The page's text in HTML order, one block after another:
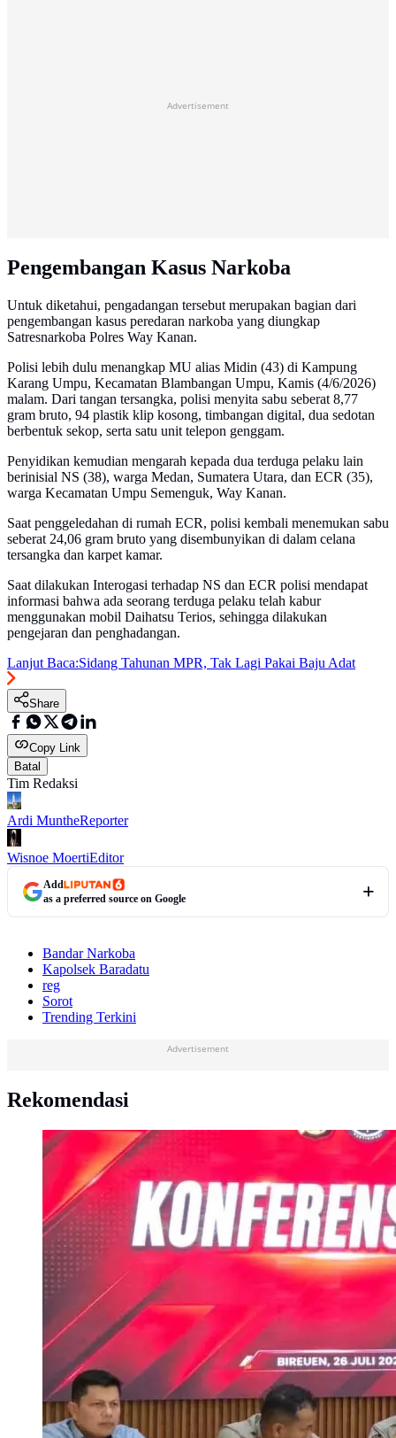
Advertisement
Pengembangan Kasus Narkoba
Untuk diketahui, pengadangan tersebut merupakan bagian dari
pengembangan kasus peredaran narkoba yang diungkap
Satresnarkoba Polres Way Kanan.
Polisi lebih dulu menangkap MU alias Midin (43) di Kampung
Karang Umpu, Kecamatan Blambangan Umpu, Kamis (4/6/2026)
malam. Dari tangan tersangka, polisi menyita sabu seberat 8,77
gram bruto, 94 plastik klip kosong, timbangan digital, dua sedotan
berbentuk sekop, serta satu unit telepon genggam.
Penyidikan kemudian mengarah kepada dua terduga pelaku lain
berinisial NS (38), warga Medan, Sumatera Utara, dan ECR (35),
warga Kecamatan Umpu Semenguk, Way Kanan.
Saat penggeledahan di rumah ECR, polisi kembali menemukan sabu
seberat 24,06 gram bruto yang disembunyikan di dalam celana
tersangka dan karpet kamar.
Saat dilakukan Interogasi terhadap NS dan ECR polisi mendapat
informasi bahwa ada seorang terduga pelaku telah kabur
menggunakan mobil Daihatsu Terios, sehingga dilakukan
pengejaran dan penghadangan.
Lanjut Baca:Sidang Tahunan MPR, Tak Lagi Pakai Baju Adat
Share
Copy Link
Batal
Tim Redaksi
Ardi MuntheReporter
Wisnoe MoertiEditor
Add
as a preferred source on Google
Bandar Narkoba
Kapolsek Baradatu
reg
Sorot
Trending Terkini
Advertisement
Rekomendasi